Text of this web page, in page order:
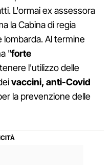
L'ormai ex assessora
la Cabina di regia
lombarda. Al termine
"forte
l'utilizzo delle
vaccini, anti-Covid
la prevenzione delle